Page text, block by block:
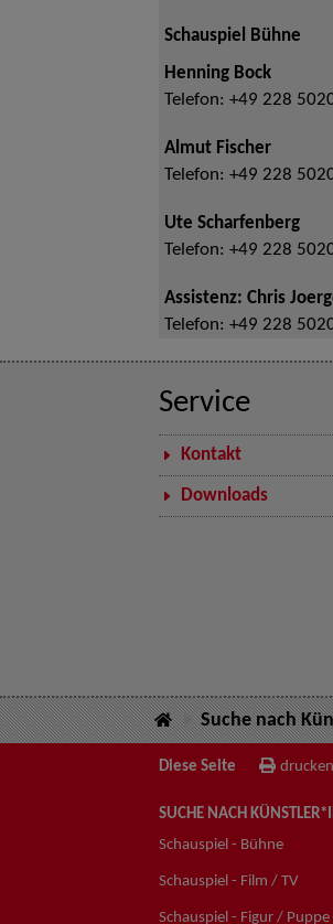
Schauspiel Bühne
Henning Bock
Telefon: +49 228
Almut Fischer
Telefon: +49 228
Ute Scharfenberg
Telefon: +49 228
Assistenz: Chris
Telefon: +49 228
Service
Kontakt
Downloads
Suche nach
Diese Seite drucken
SUCHE NACH
Schauspiel - Bühne
Schauspiel - Film / TV
Schauspiel - Figur /